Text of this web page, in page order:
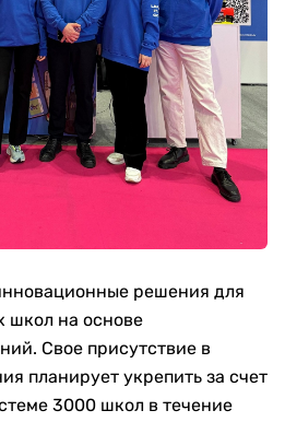
решения для
школ на основе
Свое присутствие в
планирует укрепить за счет
3000 школ в течение